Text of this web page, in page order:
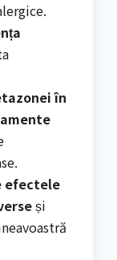
în
efectele
și